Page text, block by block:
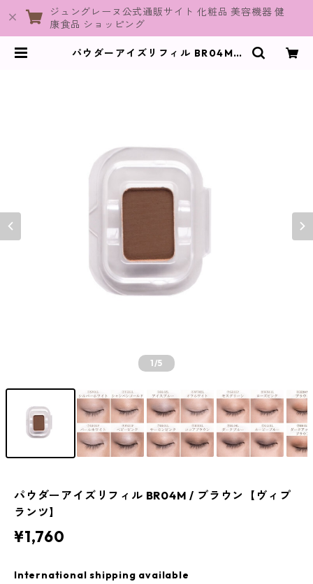
ジュングレーヌ公式通販サイト 化粧品 美容機器 健
康食品 ショッピング
パウダーアイズリフィル BR04M /
1/5
パウダーアイズリフィル BR04M / ブラウン【ヴィプ
ランツ】
¥1,760
International shipping available